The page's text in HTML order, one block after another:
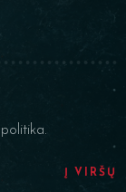
Į VIRŠŲ